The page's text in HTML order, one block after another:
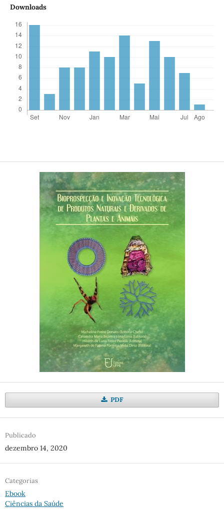
Downloads
PDF
Publicado
dezembro 14, 2020
Categorias
Ebook
Ciências da Saúde